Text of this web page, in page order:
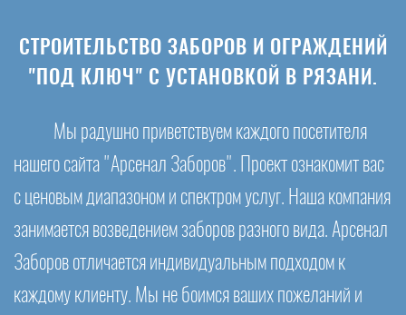
СТРОИТЕЛЬСТВО ЗАБОРОВ И ОГРАЖДЕНИЙ
"ПОД КЛЮЧ" С УСТАНОВКОЙ В РЯЗАНИ.
Мы радушно приветствуем каждого посетителя
нашего сайта "Арсенал Заборов". Проект ознакомит вас
с ценовым диапазоном и спектром услуг. Наша компания
занимается возведением заборов разного вида. Арсенал
Заборов отличается индивидуальным подходом к
каждому клиенту. Мы не боимся ваших пожеланий и